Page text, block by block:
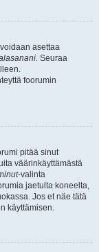
asettaa
. Seuraa
foorumin
pitää sinut
väärinkäyttämästä
-valinta
jaetulta koneelta,
Jos et näe tätä
käyttämisen.